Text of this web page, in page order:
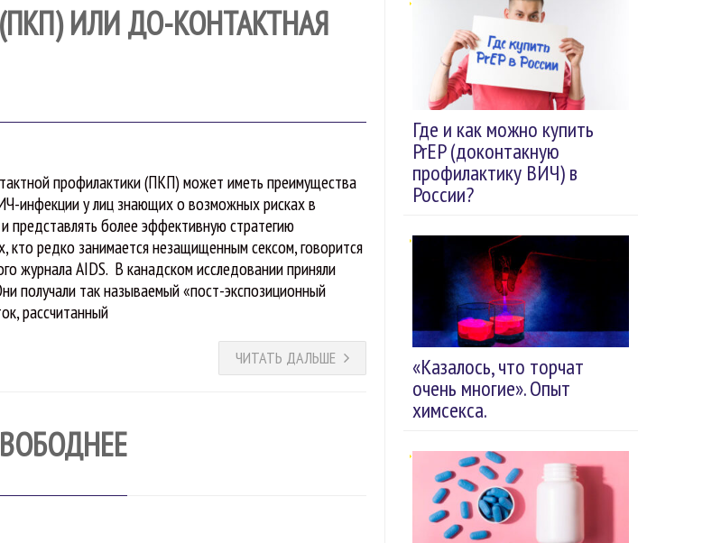
Где и как можно купить
PrEP (доконтакную
профилактику ВИЧ) в
России?
«Казалось, что торчат
очень многие». Опыт
химсекса.
ИЛИ ДО-КОНТАКТНАЯ
профилактики (ПКП) может иметь преимущества
инфекции у лиц знающих о возможных рисках в
представлять более эффективную стратегию
кто редко занимается незащищенным сексом, говорится
журнала AIDS. В канадском исследовании приняли
получали так называемый «пост-экспозиционный
рассчитанный
ЧИТАТЬ ДАЛЬШЕ